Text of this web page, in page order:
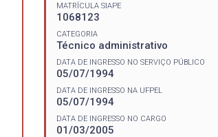
MATRÍCULA SIAPE
1068123
CATEGORIA
Técnico administrativo
DATA DE INGRESSO NO SERVIÇO PÚBLICO
05/07/1994
DATA DE INGRESSO NA UFPEL
05/07/1994
DATA DE INGRESSO NO CARGO
01/03/2005